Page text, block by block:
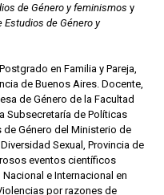
de Género y feminismosy
Estudios de Género y
en Familia y Pareja,
de Buenos Aires. Docente,
de Género de la Facultad
Subsecretaría de Políticas
Género del Ministerio de
Sexual, Provincia de
eventos científicos
e Internacional en
por razones de